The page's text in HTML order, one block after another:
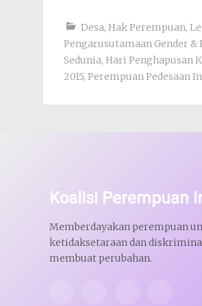
Desa, Hak Perempuan,
Pengarusutamaan Gender &
Sedunia, Hari Penghapusan
2015, Perempuan Pedesaan
Koalisi Perempuan
Memberdayakan perempuan
ketidaksetaraan dan
membuat perubahan.